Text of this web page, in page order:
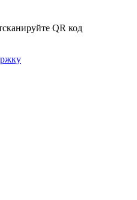
QR код